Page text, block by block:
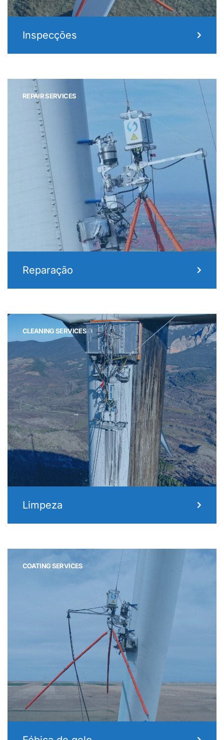
Inspecções
REPAIR SERVICES
Reparação
CLEANING SERVICES
Limpeza
COATING SERVICES